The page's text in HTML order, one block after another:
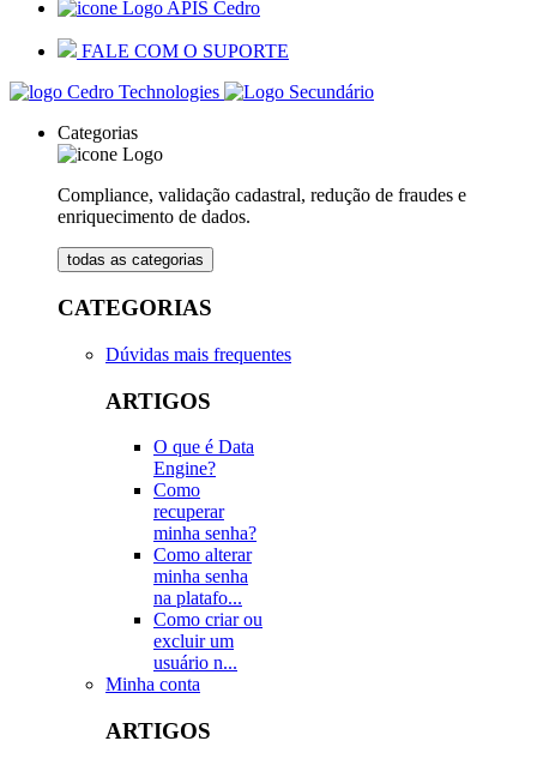
APIS Cedro
FALE COM O SUPORTE
Categorias
Compliance, validação cadastral, redução de fraudes e
enriquecimento de dados.
todas as categorias
CATEGORIAS
Dúvidas mais frequentes
ARTIGOS
O que é Data
Engine?
Como
recuperar
minha senha?
Como alterar
minha senha
na platafo...
Como criar ou
excluir um
usuário n...
Minha conta
ARTIGOS